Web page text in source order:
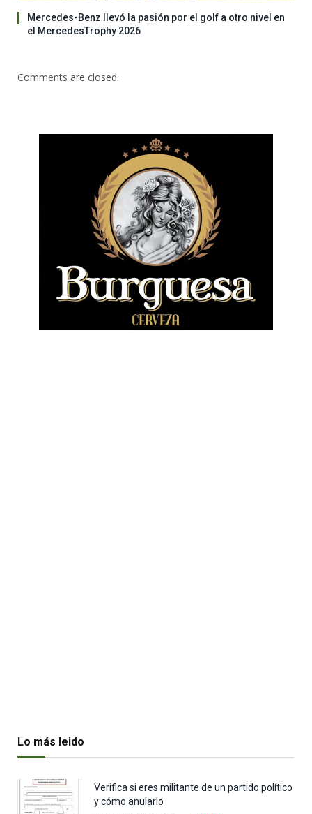
Mercedes-Benz llevó la pasión por el golf a otro nivel en
el MercedesTrophy 2026
Comments are closed.
Lo más leido
Verifica si eres militante de un partido político
y cómo anularlo